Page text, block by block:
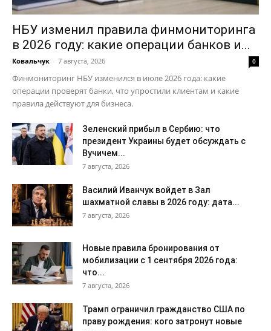
НБУ изменил правила финмониторинга
в 2026 году: какие операции банков и...
Ковальчук - 7 августа, 2026 0
Финмониторинг НБУ изменился в июле 2026 года: какие
операции проверят банки, что упростили клиентам и какие
правила действуют для бизнеса.
Зеленский прибыл в Сербию: что
президент Украины будет обсуждать с
Вучичем...
7 августа, 2026
Василий Иванчук войдет в Зал
шахматной славы в 2026 году: дата...
7 августа, 2026
Новые правила бронирования от
мобилизации с 1 сентября 2026 года:
что...
7 августа, 2026
Трамп ограничил гражданство США по
праву рождения: кого затронут новые